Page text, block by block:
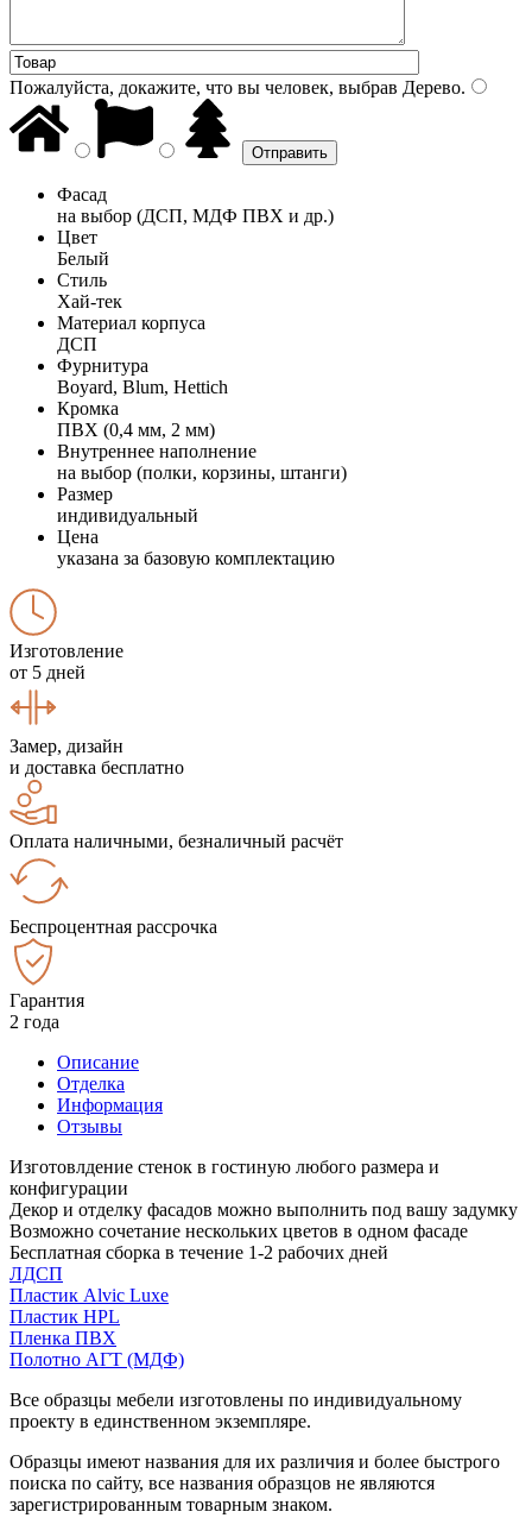
Пожалуйста, докажите, что вы человек, выбрав Дерево.
Фасад
на выбор (ДСП, МДФ ПВХ и др.)
Цвет
Белый
Стиль
Хай-тек
Материал корпуса
ДСП
Фурнитура
Boyard, Blum, Hettich
Кромка
ПВХ (0,4 мм, 2 мм)
Внутреннее наполнение
на выбор (полки, корзины, штанги)
Размер
индивидуальный
Цена
указана за базовую комплектацию
Изготовление
от 5 дней
Замер, дизайн
и доставка бесплатно
Оплата наличными, безналичный расчёт
Беспроцентная рассрочка
Гарантия
2 года
Описание
Отделка
Информация
Отзывы
Изготовлдение стенок в гостиную любого размера и
конфигурации
Декор и отделку фасадов можно выполнить под вашу задумку
Возможно сочетание нескольких цветов в одном фасаде
Бесплатная сборка в течение 1-2 рабочих дней
ЛДСП
Пластик Alvic Luxe
Пластик HPL
Пленка ПВХ
Полотно АГТ (МДФ)
Все образцы мебели изготовлены по индивидуальному
проекту в единственном экземпляре.
Образцы имеют названия для их различия и более быстрого
поиска по сайту, все названия образцов не являются
зарегистрированным товарным знаком.